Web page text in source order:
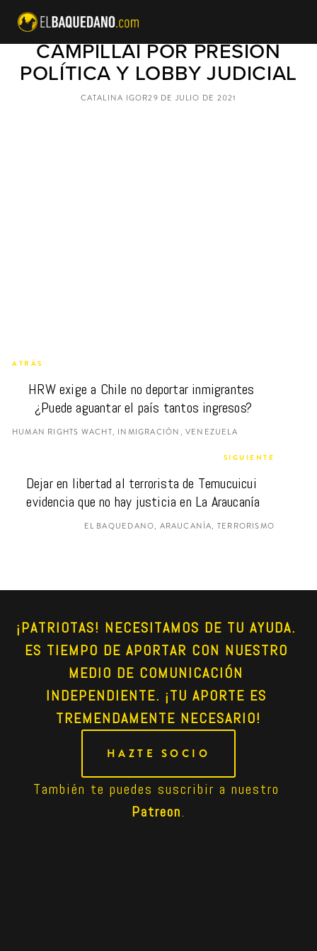
DENUNCIAN A FABIOLA
CAMPILLAI POR PRESIÓN
POLÍTICA Y LOBBY JUDICIAL
CATALINA IGOR29 DE JULIO DE 2021
ATRÁS
HRW exige a Chile no deportar inmigrantes
¿Puede aguantar el país tantos ingresos?
HUMAN RIGHTS WACHT, INMIGRACIÓN, VENEZUELA
SIGUIENTE
Dejar en libertad al terrorista de Temucuicui
evidencia que no hay justicia en La Araucanía
EL BAQUEDANO, ARAUCANÍA, TERRORISMO
¡PATRIOTAS! NECESITAMOS DE TU AYUDA.
ES TIEMPO DE APORTAR CON NUESTRO
MEDIO DE COMUNICACIÓN
INDEPENDIENTE. ¡TU APORTE ES
TREMENDAMENTE NECESARIO!
HAZTE SOCIO
Patreon.